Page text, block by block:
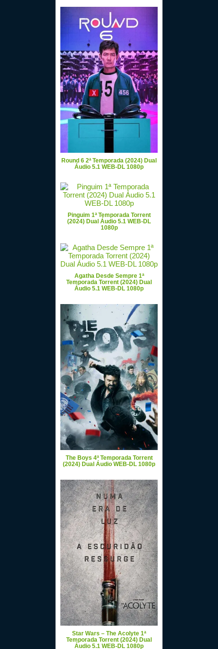
Round 6 2ª Temporada (2024) Dual
Áudio 5.1 WEB-DL 1080p
Pinguim 1ª Temporada Torrent
(2024) Dual Áudio 5.1 WEB-DL
1080p
Agatha Desde Sempre 1ª
Temporada Torrent (2024) Dual
Áudio 5.1 WEB-DL 1080p
The Boys 4ª Temporada Torrent
(2024) Dual Áudio WEB-DL 1080p
Star Wars – The Acolyte 1ª
Temporada Torrent (2024) Dual
Áudio 5.1 WEB-DL 1080p